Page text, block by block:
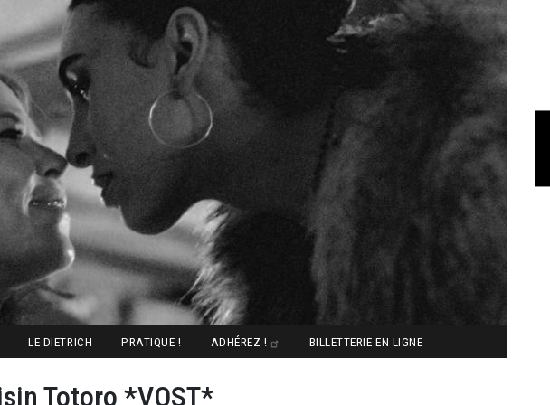
LE DIETRICH PRATIQUE ! ADHÉREZ ! BILLETTERIE EN LIGNE
Totoro *VOST*